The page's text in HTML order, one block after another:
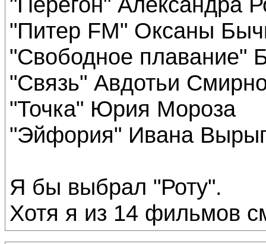
"Питер FM" Оксаны
"Свободное плавание"
"Связь" Авдотьи
"Точка" Юрия Мороза
"Эйфория" Ивана
Я бы выбрал "Роту".
Хотя я из 14 фильмов